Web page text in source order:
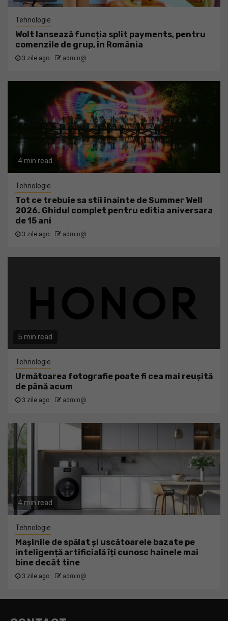
Tehnologie
Wolt lansează funcția split payments, pentru
comenzile de grup, în România
3 zile ago admin@
4 min read
Tehnologie
Tot ce trebuie sa stii inainte de Summer Well
2026. Ghidul complet pentru editia aniversara
de 15 ani
3 zile ago admin@
5 min read
Tehnologie
Următoarea fotografie poate fi cea mai reușită
de până acum
3 zile ago admin@
4 min read
Tehnologie
Mașinile de spălat și uscătoarele bazate pe
inteligență artificială îți cunosc hainele mai
bine decât tine
3 zile ago admin@